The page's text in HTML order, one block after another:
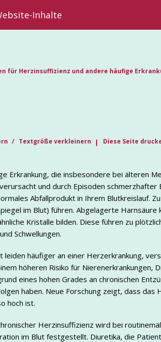
Inhalte
für Herzinsuffizienz und andere häufige
Textgröße verkleinern Diese Seite
Erkrankung, die insbesondere bei älteren
und durch Episoden
Abfallprodukt in Ihrem Blutkreislauf.
im Blut) führen. Abgelagerte Harnsäure
Kristalle bilden. Diese führen zu
Schwellungen.
leiden häufiger an einer Herzerkrankung,
höheren Risiko für Nierenerkrankungen,
eines hohen Grades an chronischen
haben. Neue Forschung zeigt, dass
hoch ist.
Herzinsuffizienz wird bei
im Blut festgestellt. Diuretika, die